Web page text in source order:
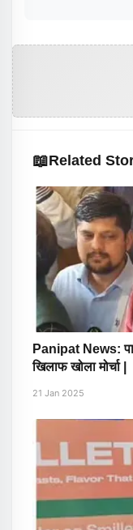
📖Related
Panipat News:
खिलाफ खोला मोर्चा |
21 Jan 2025